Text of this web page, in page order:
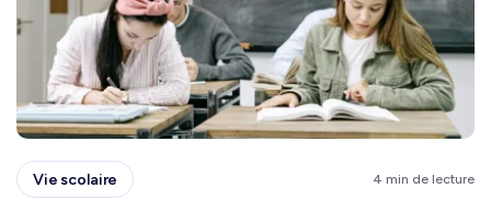
Vie scolaire 4 min de lecture